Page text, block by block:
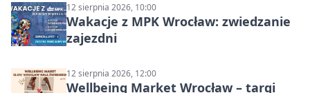
12 sierpnia 2026, 10:00
Wakacje z MPK Wrocław: zwiedzanie
zajezdni
12 sierpnia 2026, 12:00
Wellbeing Market Wrocław – targi